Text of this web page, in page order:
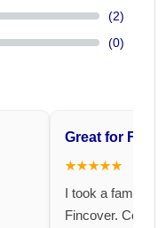
(2)
(0)
Great for
★★★★★
I took a family
Fincover.